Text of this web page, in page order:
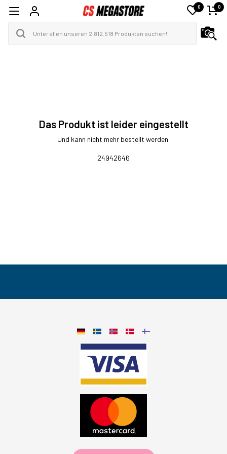
0 0
Das Produkt ist leider eingestellt
Und kann nicht mehr bestellt werden.
24942646